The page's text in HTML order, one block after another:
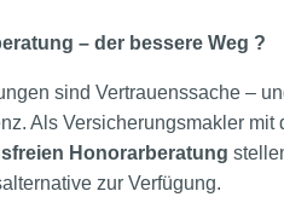
– der bessere Weg ?
sind Vertrauenssache –
Als Versicherungsmakler
Honorarberatung
zur Verfügung.